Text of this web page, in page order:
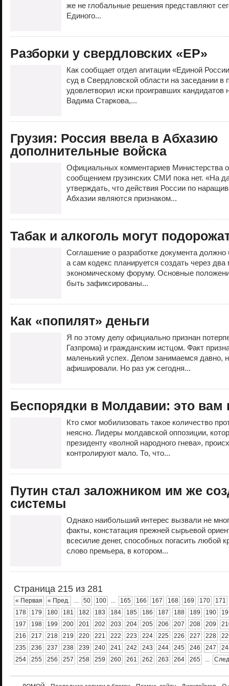
же не глобальные решения представляют
Единого...
Разборки у свердловских «ЕР»
Как сообщает отдел агитации «Единой
суд в Свердловской области на заседании в
удовлетворил иски проигравших
Вадима Старкова,...
Грузия: Россия ввела в Абхазию
дополнительные войска
Официальных комментариев Министерства
сообщением грузинских СМИ пока нет. «На
утверждать, что действия России по
Абхазии являются признаком...
Табак и алкоголь могут
Соглашение о разработке документа
а сам кодекс планируется создать через
экономическому форуму. Основные
быть зафиксированы...
Как «попилят» деньги
Я по этому делу официально признан
Газпрома) и гражданским истцом. Факт
маленький успех. Делом занимаемся давно,
афишировали. Но раз уж сегодня...
Беспорядки в Молдавии: это вам
Кто смог мобилизовать такое количество
неясно. Лидеры молдавской оппозиции,
президенту «волной народного гнева»,
контролируют мало. То, что...
Путин стал заложником им же
системы
Однако наибольший интерес вызвали не
факты, констатация прежней сырьевой
всесилие денег, способных погасить любой
слово премьера, в котором...
Страница 215 из 281
« Первая « Пред. ... 50 100 ... 165 166 167 168 169 170
171
178
179 180 181 182 183 184 185 186 187 188 189 190
197
198 199 200 201 202 203 204 205 206 207 208 209
216
217 218 219 220 221 222 223 224 225 226 227 228
235
236 237 238 239 240 241 242 243 244 245 246 247
254
255 256 257 258 259 260 261 262 263 264 265 ...